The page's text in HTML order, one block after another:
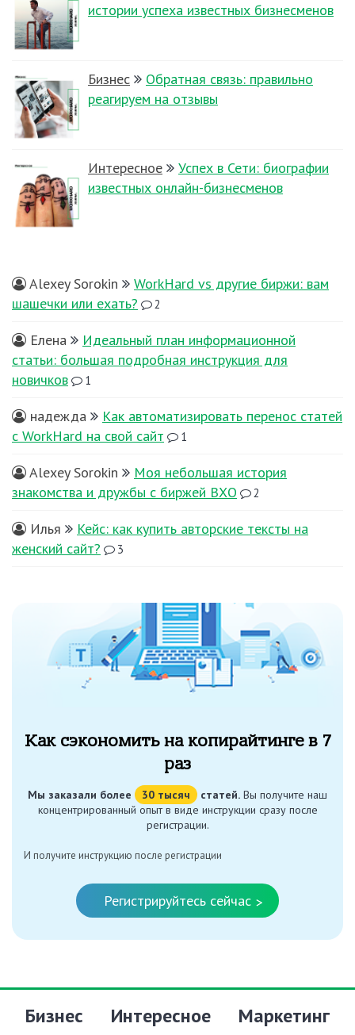
истории успеха известных бизнесменов
Бизнес
Обратная связь: правильно
реагируем на отзывы
Интересное
Успех в Сети: биографии
известных онлайн-бизнесменов
Alexey Sorokin
WorkHard vs другие биржи: вам
шашечки или ехать?
2
Елена
Идеальный план информационной
статьи: большая подробная инструкция для
новичков
1
надежда
Как автоматизировать перенос статей
с WorkHard на свой сайт
1
Alexey Sorokin
Моя небольшая история
знакомства и дружбы с биржей ВХО
2
Илья
Кейс: как купить авторские тексты на
женский сайт?
3
Как сэкономить на копирайтинге в 7
раз
Мы заказали более 30 тысяч статей. Вы получите наш
концентрированный опыт в виде инструкции сразу после
регистрации.
И получите инструкцию после регистрации
Регистрируйтесь сейчас >
Бизнес Интересное
Маркетинг